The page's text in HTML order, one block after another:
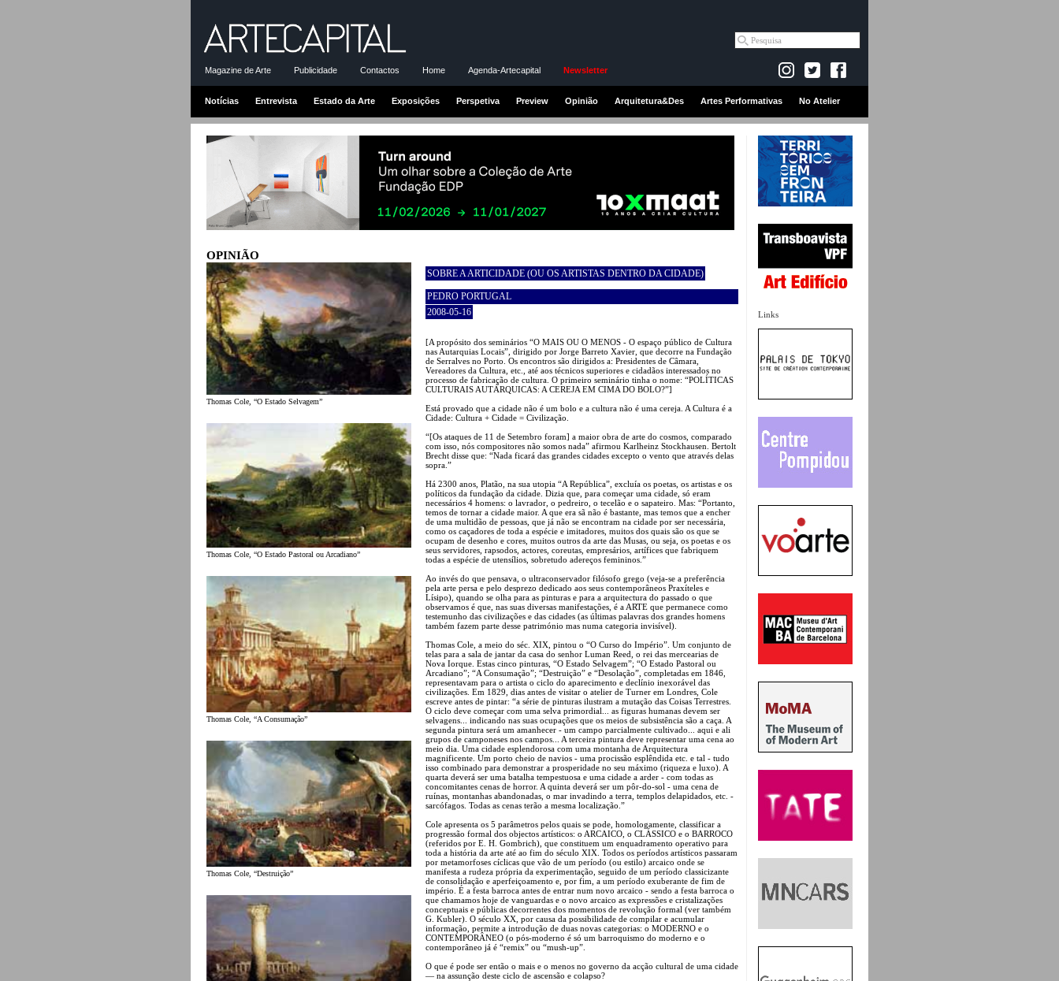
Magazine de Arte Publicidade Contactos Home Agenda-Artecapital Newsletter
Notícias Entrevista Estado da Arte Exposições Perspetiva Preview Opinião Arquitetura&Des Artes Performativas No Atelier
Links
OPINIÃO
Thomas Cole, “O Estado Selvagem”
Thomas Cole, “O Estado Pastoral ou Arcadiano”
Thomas Cole, “A Consumação”
Thomas Cole, “Destruição”
SOBRE A ARTICIDADE (OU OS ARTISTAS DENTRO DA CIDADE)
PEDRO PORTUGAL
2008-05-16
[A propósito dos seminários “O MAIS OU O MENOS - O espaço público de Cultura
nas Autarquias Locais”, dirigido por Jorge Barreto Xavier, que decorre na Fundação
de Serralves no Porto. Os encontros são dirigidos a: Presidentes de Câmara,
Vereadores da Cultura, etc., até aos técnicos superiores e cidadãos interessados no
processo de fabricação de cultura. O primeiro seminário tinha o nome: “POLÍTICAS
CULTURAIS AUTÁRQUICAS: A CEREJA EM CIMA DO BOLO?”]
Está provado que a cidade não é um bolo e a cultura não é uma cereja. A Cultura é a
Cidade: Cultura + Cidade = Civilização.
“[Os ataques de 11 de Setembro foram] a maior obra de arte do cosmos, comparado
com isso, nós compositores não somos nada” afirmou Karlheinz Stockhausen. Bertolt
Brecht disse que: “Nada ficará das grandes cidades excepto o vento que através delas
sopra.”
Há 2300 anos, Platão, na sua utopia “A República”, excluía os poetas, os artistas e os
políticos da fundação da cidade. Dizia que, para começar uma cidade, só eram
necessários 4 homens: o lavrador, o pedreiro, o tecelão e o sapateiro. Mas: “Portanto,
temos de tornar a cidade maior. A que era sã não é bastante, mas temos que a encher
de uma multidão de pessoas, que já não se encontram na cidade por ser necessária,
como os caçadores de toda a espécie e imitadores, muitos dos quais são os que se
ocupam de desenho e cores, muitos outros da arte das Musas, ou seja, os poetas e os
seus servidores, rapsodos, actores, coreutas, empresários, artífices que fabriquem
todas a espécie de utensílios, sobretudo adereços femininos.”
Ao invés do que pensava, o ultraconservador filósofo grego (veja-se a preferência
pela arte persa e pelo desprezo dedicado aos seus contemporâneos Praxíteles e
Lísipo), quando se olha para as pinturas e para a arquitectura do passado o que
observamos é que, nas suas diversas manifestações, é a ARTE que permanece como
testemunho das civilizações e das cidades (as últimas palavras dos grandes homens
também fazem parte desse património mas numa categoria invisível).
Thomas Cole, a meio do séc. XIX, pintou o “O Curso do Império”. Um conjunto de
telas para a sala de jantar da casa do senhor Luman Reed, o rei das mercearias de
Nova Iorque. Estas cinco pinturas, “O Estado Selvagem”; “O Estado Pastoral ou
Arcadiano”; “A Consumação”; “Destruição” e “Desolação”, completadas em 1846,
representavam para o artista o ciclo do aparecimento e declínio inexorável das
civilizações. Em 1829, dias antes de visitar o atelier de Turner em Londres, Cole
escreve antes de pintar: “a série de pinturas ilustram a mutação das Coisas Terrestres.
O ciclo deve começar com uma selva primordial... as figuras humanas devem ser
selvagens... indicando nas suas ocupações que os meios de subsistência são a caça. A
segunda pintura será um amanhecer - um campo parcialmente cultivado... aqui e ali
grupos de camponeses nos campos... A terceira pintura deve representar uma cena ao
meio dia. Uma cidade esplendorosa com uma montanha de Arquitectura
magnificente. Um porto cheio de navios - uma procissão esplêndida etc. e tal - tudo
isso combinado para demonstrar a prosperidade no seu máximo (riqueza e luxo). A
quarta deverá ser uma batalha tempestuosa e uma cidade a arder - com todas as
concomitantes cenas de horror. A quinta deverá ser um pôr-do-sol - uma cena de
ruínas, montanhas abandonadas, o mar invadindo a terra, templos delapidados, etc. -
sarcófagos. Todas as cenas terão a mesma localização.”
Cole apresenta os 5 parâmetros pelos quais se pode, homologamente, classificar a
progressão formal dos objectos artísticos: o ARCAICO, o CLÁSSICO e o BARROCO
(referidos por E. H. Gombrich), que constituem um enquadramento operativo para
toda a história da arte até ao fim do século XIX. Todos os períodos artísticos passaram
por metamorfoses cíclicas que vão de um período (ou estilo) arcaico onde se
manifesta a rudeza própria da experimentação, seguido de um período classicizante
de consolidação e aperfeiçoamento e, por fim, a um período exuberante de fim de
império. É a festa barroca antes de entrar num novo arcaico - sendo a festa barroca o
que chamamos hoje de vanguardas e o novo arcaico as expressões e cristalizações
conceptuais e públicas decorrentes dos momentos de revolução formal (ver também
G. Kubler). O século XX, por causa da possibilidade de compilar e acumular
informação, permite a introdução de duas novas categorias: o MODERNO e o
CONTEMPORÂNEO (o pós-moderno é só um barroquismo do moderno e o
contemporâneo já é “remix” ou “mush-up”.
O que é pode ser então o mais e o menos no governo da acção cultural de uma cidade
— na assunção deste ciclo de ascensão e colapso?